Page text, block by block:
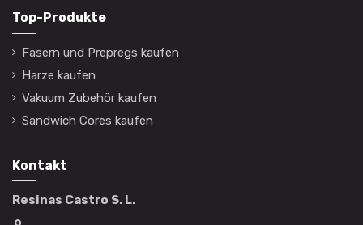
Top-Produkte
Fasern und Prepregs kaufen
Harze kaufen
Vakuum Zubehör kaufen
Sandwich Cores kaufen
Kontakt
Resinas Castro S. L.